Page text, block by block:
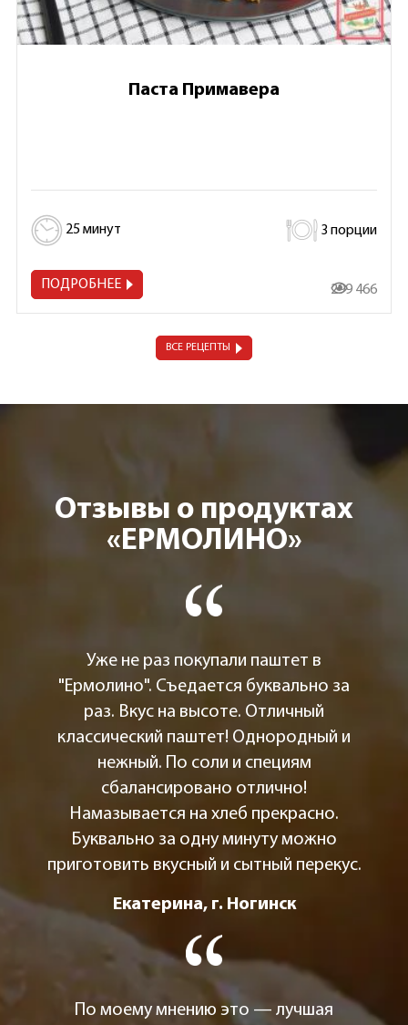
Паста Примавера
25 минут 3 порции
ПОДРОБНЕЕ 299 466
ВСЕ РЕЦЕПТЫ
Отзывы о продуктах
«ЕРМОЛИНО»
Уже не раз покупали паштет в
"Ермолино". Съедается буквально за
раз. Вкус на высоте. Отличный
классический паштет! Однородный и
нежный. По соли и специям
сбалансировано отлично!
Намазывается на хлеб прекрасно.
Буквально за одну минуту можно
приготовить вкусный и сытный перекус.
Екатерина, г. Ногинск
По моему мнению это — лучшая